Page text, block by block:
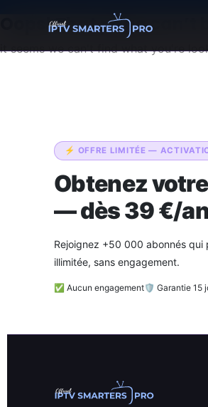
Oops! That page can’t
it seems we can't find what you're
⚡ OFFRE LIMITÉE —
Obtenez votre
— dès 39 €/
Rejoignez +50 000 abonnés
illimitée, sans engagement.
✅ Aucun engagement🛡️ Garantie 15